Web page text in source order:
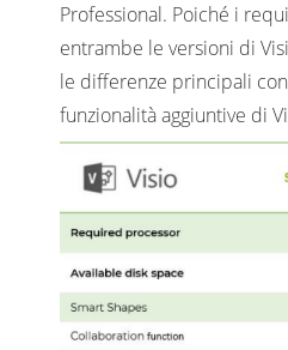
Professional. Poiché i
entrambe le versioni di
le differenze principali
funzionalità aggiuntive di